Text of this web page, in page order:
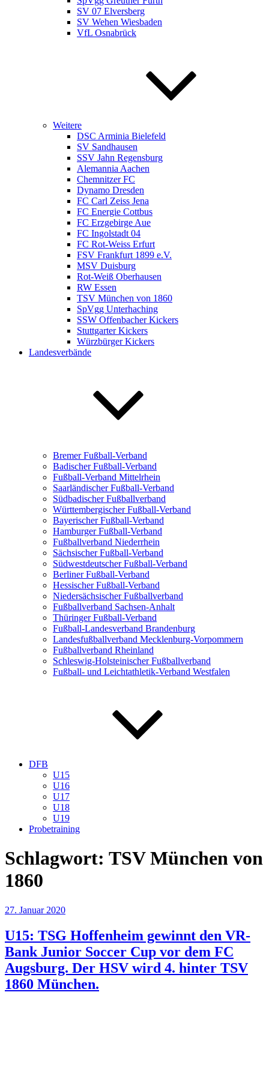
SV 07 Elversberg
SV Wehen Wiesbaden
VfL Osnabrück
Weitere
DSC Arminia Bielefeld
SV Sandhausen
SSV Jahn Regensburg
Alemannia Aachen
Chemnitzer FC
Dynamo Dresden
FC Carl Zeiss Jena
FC Energie Cottbus
FC Erzgebirge Aue
FC Ingolstadt 04
FC Rot-Weiss Erfurt
FSV Frankfurt 1899 e.V.
MSV Duisburg
Rot-Weiß Oberhausen
RW Essen
TSV München von 1860
SpVgg Unterhaching
SSW Offenbacher Kickers
Stuttgarter Kickers
Würzbürger Kickers
Landesverbände
Bremer Fußball-Verband
Badischer Fußball-Verband
Fußball-Verband Mittelrhein
Saarländischer Fußball-Verband
Südbadischer Fußballverband
Württembergischer Fußball-Verband
Bayerischer Fußball-Verband
Hamburger Fußball-Verband
Fußballverband Niederrhein
Sächsischer Fußball-Verband
Südwestdeutscher Fußball-Verband
Berliner Fußball-Verband
Hessischer Fußball-Verband
Niedersächsischer Fußballverband
Fußballverband Sachsen-Anhalt
Thüringer Fußball-Verband
Fußball-Landesverband Brandenburg
Landesfußballverband Mecklenburg-Vorpommern
Fußballverband Rheinland
Schleswig-Holsteinischer Fußballverband
Fußball- und Leichtathletik-Verband Westfalen
DFB
U15
U16
U17
U18
U19
Probetraining
Schlagwort: TSV München von
1860
Veröffentlicht
27. Januar 2020
U15: TSG Hoffenheim gewinnt den VR-
Bank Junior Soccer Cup vor dem FC
Augsburg. Der HSV wird 4. hinter TSV
1860 München.